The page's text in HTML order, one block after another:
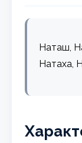
Наташ,
Натаха,